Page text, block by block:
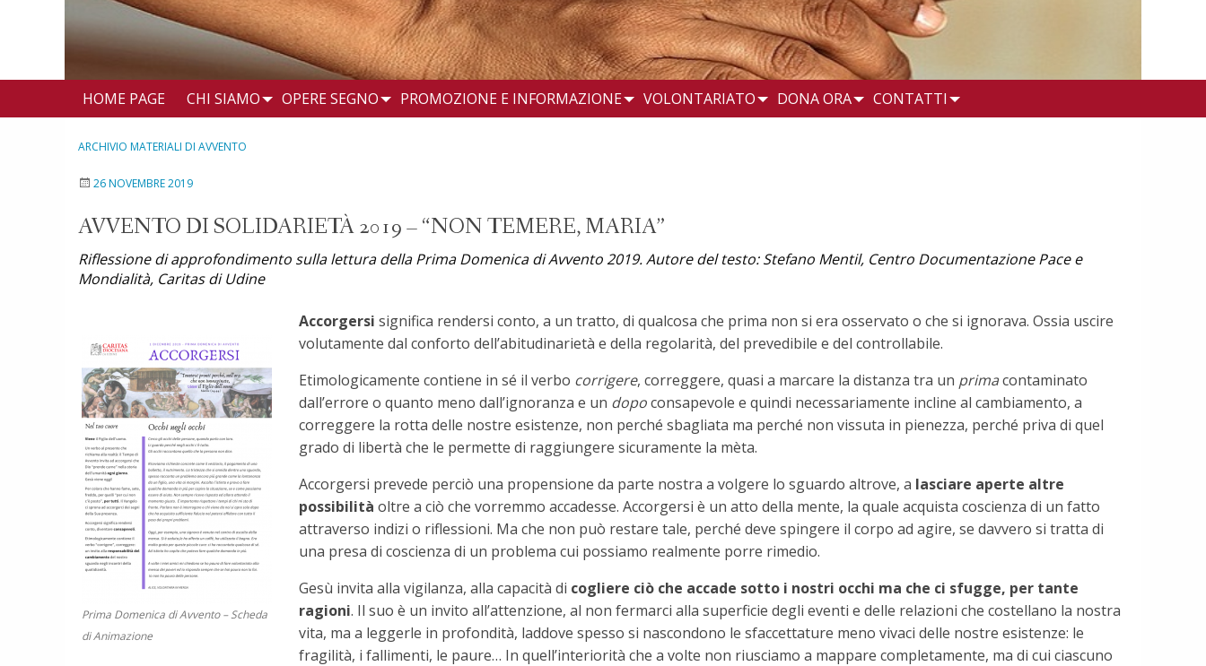
HOME PAGE CHI SIAMO OPERE SEGNO PROMOZIONE E INFORMAZIONE VOLONTARIATO DONA ORA CONTATTI
ARCHIVIO MATERIALI DI AVVENTO
26 NOVEMBRE 2019
AVVENTO DI SOLIDARIETÀ 2019 – “NON TEMERE, MARIA”
Riflessione di approfondimento sulla lettura della Prima Domenica di Avvento 2019. Autore del testo: Stefano Mentil, Centro Documentazione Pace e
Mondialità, Caritas di Udine
Prima Domenica di Avvento – Scheda
di Animazione
Accorgersi significa rendersi conto, a un tratto, di qualcosa che prima non si era osservato o che si ignorava. Ossia uscire
volutamente dal conforto dell’abitudinarietà e della regolarità, del prevedibile e del controllabile.
Etimologicamente contiene in sé il verbo corrigere, correggere, quasi a marcare la distanza tra un primacontaminato
dall’errore o quanto meno dall’ignoranza e un dopoconsapevole e quindi necessariamente incline al cambiamento, a
correggere la rotta delle nostre esistenze, non perché sbagliata ma perché non vissuta in pienezza, perché priva di quel
grado di libertà che le permette di raggiungere sicuramente la mèta.
Accorgersi prevede perciò una propensione da parte nostra a volgere lo sguardo altrove, a lasciare aperte altre
possibilità oltre a ciò che vorremmo accadesse. Accorgersi è un atto della mente, la quale acquista coscienza di un fatto
attraverso indizi o riflessioni. Ma che non può restare tale, perché deve spingere il corpo ad agire, se davvero si tratta di
una presa di coscienza di un problema cui possiamo realmente porre rimedio.
Gesù invita alla vigilanza, alla capacità di cogliere ciò che accade sotto i nostri occhi ma che ci sfugge, per tante
ragioni. Il suo è un invito all’attenzione, al non fermarci alla superficie degli eventi e delle relazioni che costellano la nostra
vita, ma a leggerle in profondità, laddove spesso si nascondono le sfaccettature meno vivaci delle nostre esistenze: le
fragilità, i fallimenti, le paure… In quell’interiorità che a volte non riusciamo a mappare completamente, ma di cui ciascuno